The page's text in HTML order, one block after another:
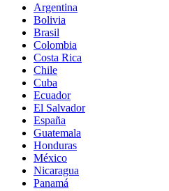
Argentina
Bolivia
Brasil
Colombia
Costa Rica
Chile
Cuba
Ecuador
El Salvador
España
Guatemala
Honduras
México
Nicaragua
Panamá